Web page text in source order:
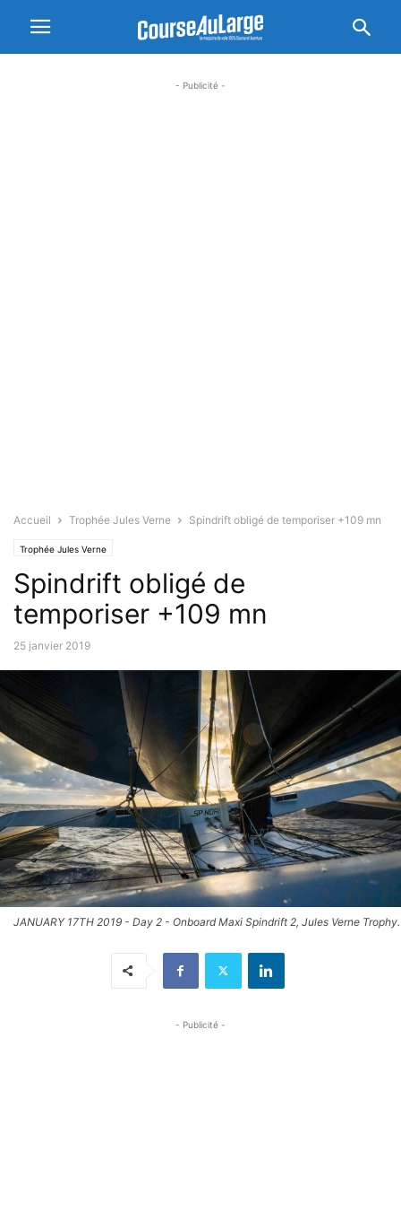
- Publicité -
Accueil Trophée Jules Verne Spindrift obligé de temporiser +109 mn
Trophée Jules Verne
Spindrift obligé de
temporiser +109 mn
25 janvier 2019
JANUARY 17TH 2019 - Day 2 - Onboard Maxi Spindrift 2, Jules Verne Trophy.
- Publicité -